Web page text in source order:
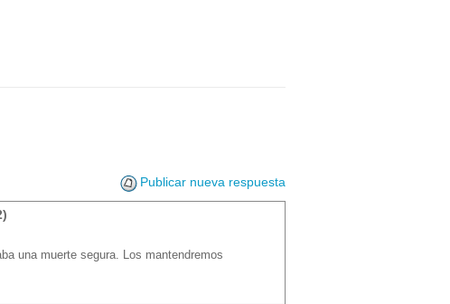
Publicar nueva respuesta
una muerte segura. Los mantendremos